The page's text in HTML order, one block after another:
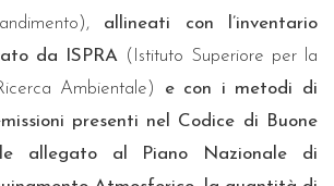
allineati con l’inventario
da ISPRA (Istituto Superiore per la
Ambientale) e con i metodi di
presenti nel Codice di Buone
allegato al Piano Nazionale di